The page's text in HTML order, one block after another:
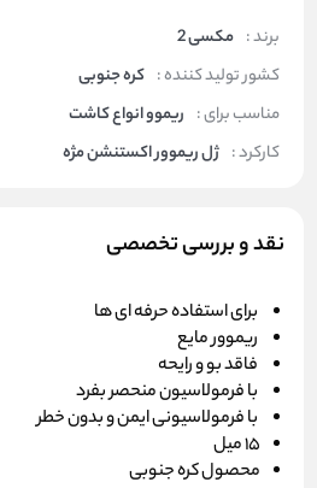
برند : مکسی 2
کشور تولید کننده : کره جنوبی
مناسب برای : ریموو انواع کاشت
کارکرد : ژل ریموور اکستنشن مژه
نقد و بررسی تخصصی
برای استفاده حرفه ای ها
ریموور مایع
فاقد بو و رایحه
با فرمولاسیون منحصر بفرد
با فرمولاسیونی ایمن و بدون خطر
15 میل
محصول کره جنوبی